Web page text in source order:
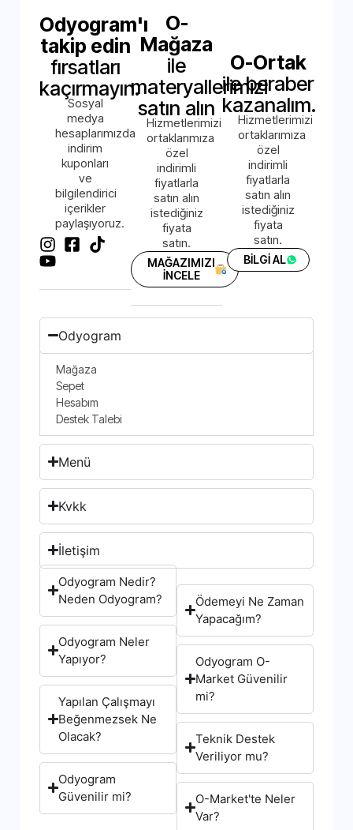
Odyogram'ı
takip edin
fırsatları
kaçırmayın.
Sosyal
medya
hesaplarımızda
indirim
kuponları
ve
bilgilendirici
içerikler
paylaşıyoruz.
O-
Mağaza
ile
materyallerimizi
satın alın
Hizmetlerimizi
ortaklarımıza
özel
indirimli
fiyatlarla
satın alın
istediğiniz
fiyata
satın.
MAĞAZIMIZI
İNCELE
O-Ortak
ile beraber
kazanalım.
Hizmetlerimizi
ortaklarımıza
özel
indirimli
fiyatlarla
satın alın
istediğiniz
fiyata
satın.
BİLGİ AL
Odyogram
Mağaza
Sepet
Hesabım
Destek Talebi
Menü
Kvkk
İletişim
Odyogram Nedir?
Neden Odyogram?
Odyogram Neler
Yapıyor?
Yapılan Çalışmayı
Beğenmezsek Ne
Olacak?
Odyogram
Güvenilir mi?
Ödemeyi Ne Zaman
Yapacağım?
Odyogram O-
Market Güvenilir
mi?
Teknik Destek
Veriliyor mu?
O-Market'te Neler
Var?